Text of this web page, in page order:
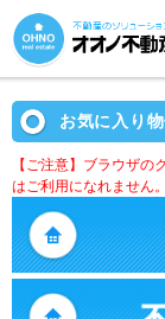
お気に入り
【ご注意】ブラウザの
はご利用になれません。